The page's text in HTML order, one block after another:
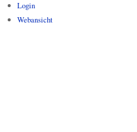
Login
Webansicht